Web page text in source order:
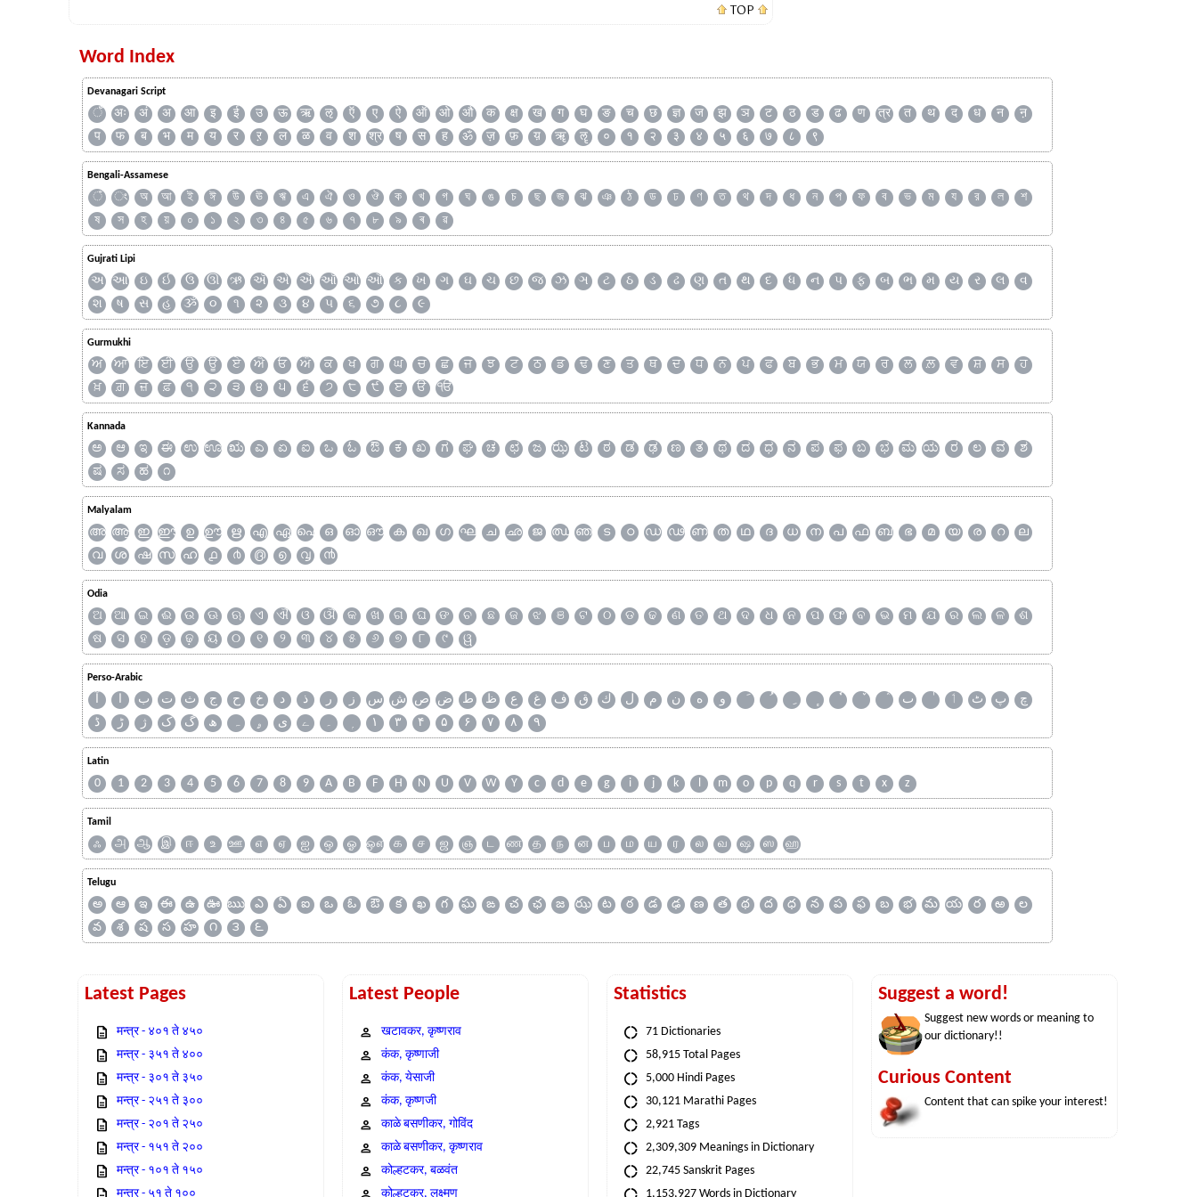
TOP
Word Index
Devanagari Script
ँ अः अं अ आ इ ई उ ऊ ऋ ऌ ऍ ए ऐ ऑ ओ औ क क्ष ख ग घ ङ च छ ज्ञ ज झ ञ ट ठ ड ढ ण त्र त थ द ध न
ऩ
प
फ ब भ म य र ऱ ल ळ व श श्र ष स ह ॐ ज़ फ़ य़ ॠ ॡ ० १ २ ३ ४ ५ ६ ७ ८ ९
Bengali-Assamese
ঁ ং অ আ ই ঈ উ ঊ ঋ এ ঐ ও ঔ ক খ গ ঘ ঙ চ ছ জ ঝ ঞ ঠ ড ঢ ণ ত থ দ ধ ন প ফ ব ভ ম য র ল
শ
ষ
স হ য় ০ ১ ২ ৩ ৪ ৫ ৬ ৭ ৮ ৯ ৰ ৱ
Gujrati Lipi
અ આ ઇ ઈ ઉ ઊ ઋ ઍ એ ઐ ઑ ઓ ઔ ક ખ ગ ઘ ચ છ જ ઝ ઞ ટ ઠ ડ ઢ ણ ત થ દ ધ ન પ ફ બ ભ મ ય ર લ
વ
શ
ષ સ હ ૐ ૦ ૧ ૨ ૩ ૪ ૫ ૬ ૭ ૮ ૯
Gurmukhi
ਅ ਆ ਇ ਈ ਉ ਊ ਏ ਐ ਓ ਔ ਕ ਖ ਗ ਘ ਚ ਛ ਜ ਝ ਟ ਠ ਡ ਢ ਣ ਤ ਥ ਦ ਧ ਨ ਪ ਫ ਬ ਭ ਮ ਯ ਰ ਲ ਲ਼ ਵ ਸ਼ ਸ
ਹ
ਖ਼
ਗ਼ ਜ਼ ਫ਼ ੧ ੨ ੩ ੪ ੫ ੬ ੭ ੮ ੯ ੲ ੳ ੴ
Kannada
ಅ ಆ ಇ ಈ ಉ ಊ ಋ ಎ ಏ ಐ ಒ ಓ ಔ ಕ ಖ ಗ ಘ ಚ ಛ ಜ ಝ ಟ ಠ ಡ ಢ ಣ ತ ಥ ದ ಧ ನ ಪ ಫ ಬ ಭ ಮ ಯ ರ ಲ ವ
ಶ
ಷ
ಸ ಹ ೧
Malyalam
അ ആ ഇ ഈ ഉ ഊ ഋ എ ഏ ഐ ഒ ഓ ഔ ക ഖ ഗ ഘ ച ഛ ജ ഝ ഞ ട ഠ ഡ ഢ ണ ത ഥ ദ ധ ന പ ഫ ബ ഭ മ യ ര റ
ല
വ
ശ ഷ സ ഹ ൧ ൪ ൫ ൭ ൮ ൯
Odia
ଅ ଆ ଇ ଈ ଉ ଊ ଋ ଏ ଐ ଓ ଔ କ ଖ ଗ ଘ ଙ ଚ ଛ ଜ ଝ ଞ ଟ ଠ ଡ ଢ ଣ ତ ଥ ଦ ଧ ନ ପ ଫ ବ ଭ ମ ଯ ର ଲ ଳ
ଶ
ଷ
ସ ହ ଡ଼ ଢ଼ ୟ ୦ ୧ ୨ ୩ ୪ ୫ ୬ ୭ ୮ ୯ ୱ
Perso-Arabic
آ ا ب ت ث ج ح خ د ذ ر ز س ش ص ض ط ظ ع غ ف ق ك ل م ن ه و ٮ ٲ ٹ پ
چ
ڈ
ڑ ژ ک گ ھ ہ ۄ ی ے ۔ ۱ ۳ ۴ ۵ ۶ ۷ ۸ ۹
Latin
0 1 2 3 4 5 6 7 8 9 A B F H N U V W Y c d e g i j k l m o p q r s t x z
Tamil
ஃ அ ஆ இ ஈ உ ஊ எ ஏ ஐ ஒ ஓ ஔ க ச ஜ ஞ ட ண த ந ன ப ம ய ர ல வ ஷ ஸ ஹ
Telugu
అ ఆ ఇ ఈ ఉ ఊ ఋ ఎ ఏ ఐ ఒ ఓ ఔ క ఖ గ ఘ ఙ చ ఛ జ ఝ ట ఠ డ ఢ ణ త థ ద ధ న ప ఫ బ భ మ య ర ఱ
ల
వ
శ ష స హ ౧ ౩ ౬
Latest Pages
मन्त्र - ४०१ ते ४५०
मन्त्र - ३५१ ते ४००
मन्त्र - ३०१ ते ३५०
मन्त्र - २५१ ते ३००
मन्त्र - २०१ ते २५०
मन्त्र - १५१ ते २००
मन्त्र - १०१ ते १५०
मन्त्र - ५१ ते १००
Latest People
खटावकर, कृष्णराव
कंक, कृष्णाजी
कंक, येसाजी
कंक, कृष्णजी
काळे बसणीकर, गोविंद
काळे बसणीकर, कृष्णराव
कोल्हटकर, बळवंत
कोल्हटकर, लक्ष्मण
Statistics
71 Dictionaries
58,915 Total Pages
5,000 Hindi Pages
30,121 Marathi Pages
2,921 Tags
2,309,309 Meanings in Dictionary
22,745 Sanskrit Pages
1,153,927 Words in Dictionary
Suggest a word!
Suggest new words or meaning to
our dictionary!!
Curious Content
Content that can spike your interest!